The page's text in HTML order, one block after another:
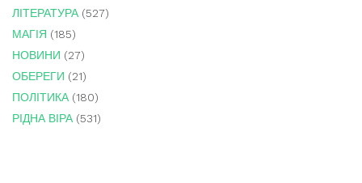
ЛІТЕРАТУРА(527)
МАГІЯ (185)
НОВИНИ (27)
ОБЕРЕГИ (21)
ПОЛІТИКА(180)
РІДНА ВІРА(531)